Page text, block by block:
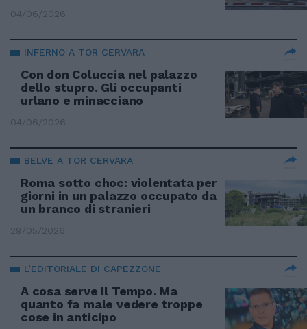
04/06/2026
INFERNO A TOR CERVARA
Con don Coluccia nel palazzo
dello stupro. Gli occupanti
urlano e minacciano
04/06/2026
BELVE A TOR CERVARA
Roma sotto choc: violentata per
giorni in un palazzo occupato da
un branco di stranieri
29/05/2026
L’EDITORIALE DI CAPEZZONE
A cosa serve Il Tempo. Ma
quanto fa male vedere troppe
cose in anticipo